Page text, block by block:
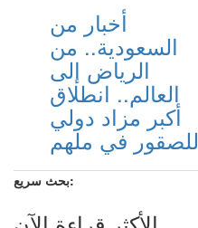
أخبار من
السعودية.. من
الرياض إلى
العالم.. انطلاق
أكبر مزاد دولي
للصقور في ملهم
بحث سريع: